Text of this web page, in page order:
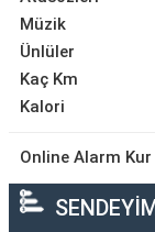
Müzik
Ünlüler
Kaç Km
Kalori
Online Alarm Kur